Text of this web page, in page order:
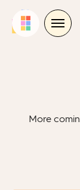
More